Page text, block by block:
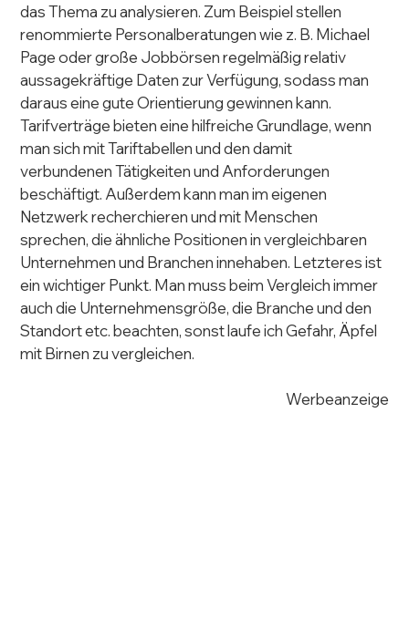
das Thema zu analysieren. Zum Beispiel stellen
renommierte Personalberatungen wie z. B. Michael
Page oder große Jobbörsen regelmäßig relativ
aussagekräftige Daten zur Verfügung, sodass man
daraus eine gute Orientierung gewinnen kann.
Tarifverträge bieten eine hilfreiche Grundlage, wenn
man sich mit Tariftabellen und den damit
verbundenen Tätigkeiten und Anforderungen
beschäftigt. Außerdem kann man im eigenen
Netzwerk recherchieren und mit Menschen
sprechen, die ähnliche Positionen in vergleichbaren
Unternehmen und Branchen innehaben. Letzteres ist
ein wichtiger Punkt. Man muss beim Vergleich immer
auch die Unternehmensgröße, die Branche und den
Standort etc. beachten, sonst laufe ich Gefahr, Äpfel
mit Birnen zu vergleichen.
Werbeanzeige